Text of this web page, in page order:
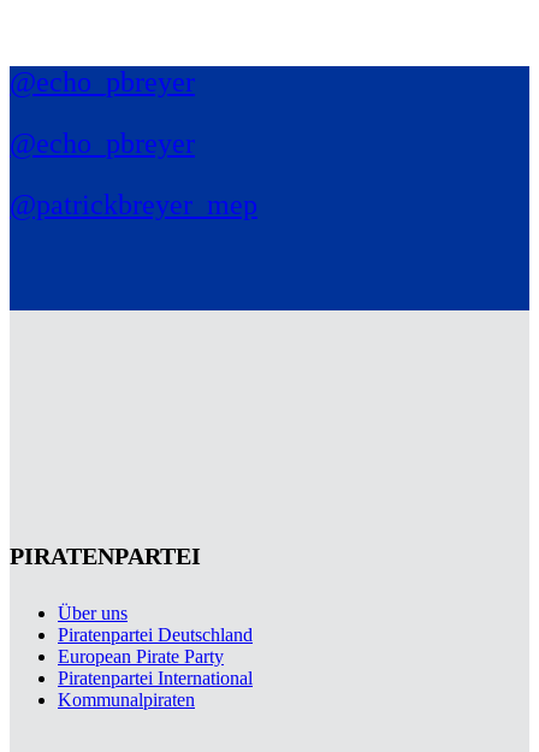
@echo_pbreyer
@echo_pbreyer
@patrickbreyer_mep
PIRATENPARTEI
Über uns
Piratenpartei Deutschland
European Pirate Party
Piratenpartei International
Kommunalpiraten